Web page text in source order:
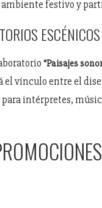
ambiente festivo y
ESCÉNICOS
“Paisajes
el vínculo entre el
intérpretes,